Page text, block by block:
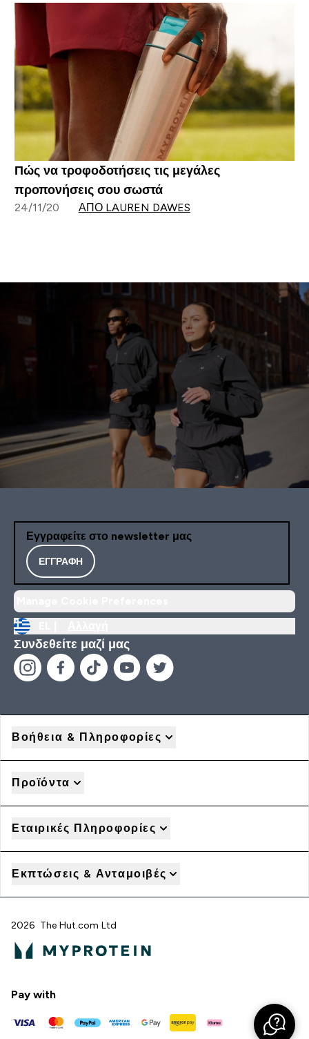
Πώς να τροφοδοτήσεις τις μεγάλες
προπονήσεις σου σωστά
24/11/20 ΑΠΌ LAUREN DAWES
Εγγραφείτε στο newsletter μας
ΕΓΓΡΑΦΉ
Συνδεθείτε μαζί μας
Βοήθεια & Πληροφορίες
Προϊόντα
Εταιρικές Πληροφορίες
Εκπτώσεις & Ανταμοιβές
2026 The Hut.com Ltd
Pay with